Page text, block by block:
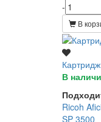
-
В
В
Ricoh
SP 3500